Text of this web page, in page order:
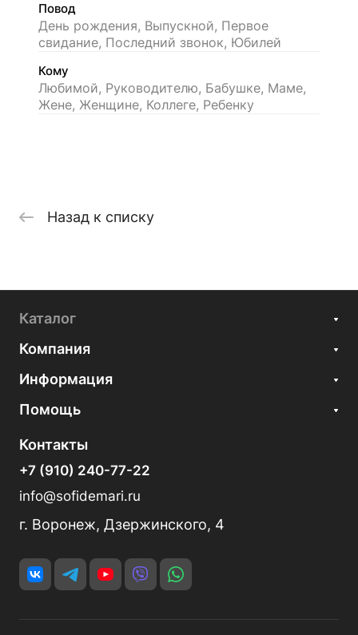
Повод
День рождения, Выпускной, Первое
свидание, Последний звонок, Юбилей
Кому
Любимой, Руководителю, Бабушке, Маме,
Жене, Женщине, Коллеге, Ребенку
Назад к списку
Каталог
Компания
Информация
Помощь
Контакты
+7 (910) 240-77-22
info@sofidemari.ru
г. Воронеж, Дзержинского, 4